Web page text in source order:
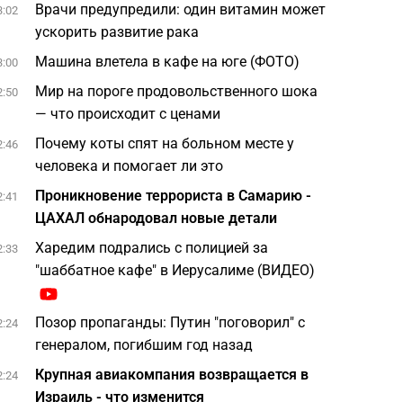
Врачи предупредили: один витамин может
ускорить развитие рака
Машина влетела в кафе на юге (ФОТО)
Мир на пороге продовольственного шока
— что происходит с ценами
Почему коты спят на больном месте у
человека и помогает ли это
Проникновение террориста в Самарию -
ЦАХАЛ обнародовал новые детали
Харедим подрались с полицией за
"шаббатное кафе" в Иерусалиме (ВИДЕО)
Позор пропаганды: Путин "поговорил" с
генералом, погибшим год назад
Крупная авиакомпания возвращается в
Израиль - что изменится